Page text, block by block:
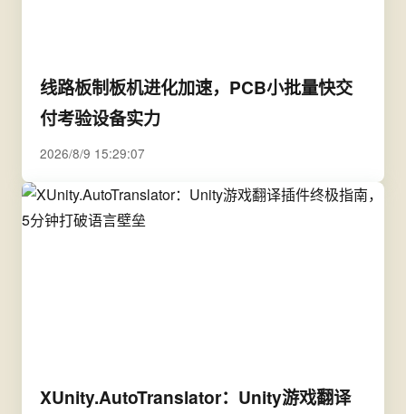
线路板制板机进化加速，PCB小批量快交
付考验设备实力
2026/8/9 15:29:07
XUnity.AutoTranslator：Unity游戏翻译